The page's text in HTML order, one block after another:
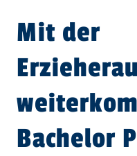
Mit der
Bachelor